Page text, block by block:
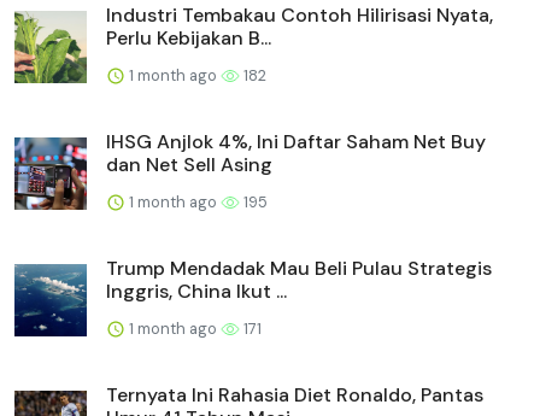
Industri Tembakau Contoh Hilirisasi Nyata,
Perlu Kebijakan B...
1 month ago 182
IHSG Anjlok 4%, Ini Daftar Saham Net Buy
dan Net Sell Asing
1 month ago 195
Trump Mendadak Mau Beli Pulau Strategis
Inggris, China Ikut ...
1 month ago 171
Ternyata Ini Rahasia Diet Ronaldo, Pantas